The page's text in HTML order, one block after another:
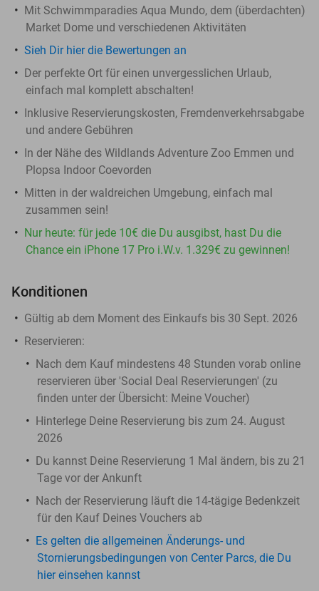
Mit Schwimmparadies Aqua Mundo, dem (überdachten)
Market Dome und verschiedenen Aktivitäten
Sieh Dir hier die Bewertungen an
Der perfekte Ort für einen unvergesslichen Urlaub,
einfach mal komplett abschalten!
Inklusive Reservierungskosten, Fremdenverkehrsabgabe
und andere Gebühren
In der Nähe des Wildlands Adventure Zoo Emmen und
Plopsa Indoor Coevorden
Mitten in der waldreichen Umgebung, einfach mal
zusammen sein!
Nur heute: für jede 10€ die Du ausgibst, hast Du die
Chance ein iPhone 17 Pro i.W.v. 1.329€ zu gewinnen!
Konditionen
Gültig ab dem Moment des Einkaufs bis 30 Sept. 2026
Reservieren:
Nach dem Kauf mindestens 48 Stunden vorab online
reservieren über 'Social Deal Reservierungen' (zu
finden unter der Übersicht: Meine Voucher)
Hinterlege Deine Reservierung bis zum 24. August
2026
Du kannst Deine Reservierung 1 Mal ändern, bis zu 21
Tage vor der Ankunft
Nach der Reservierung läuft die 14-tägige Bedenkzeit
für den Kauf Deines Vouchers ab
Es gelten die allgemeinen Änderungs- und
Stornierungsbedingungen von Center Parcs, die Du
hier einsehen kannst